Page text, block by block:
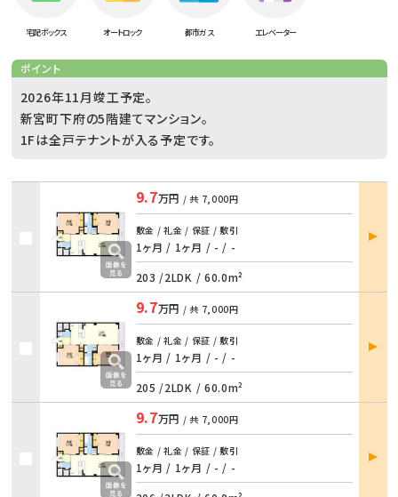
宅配ボックス オートロック 都市ガス エレベーター
ポイント
2026年11月竣工予定。
新宮町下府の5階建てマンション。
1Fは全戸テナントが入る予定です。
9.7万円 / 共 7,000円
敷金 / 礼金 / 保証 / 敷引
1ヶ月 / 1ヶ月 / - / -
203 /2LDK / 60.0m²
部屋
詳細
9.7万円 / 共 7,000円
敷金 / 礼金 / 保証 / 敷引
1ヶ月 / 1ヶ月 / - / -
205 /2LDK / 60.0m²
部屋
詳細
9.7万円 / 共 7,000円
敷金 / 礼金 / 保証 / 敷引
1ヶ月 / 1ヶ月 / - / -
部屋
詳細